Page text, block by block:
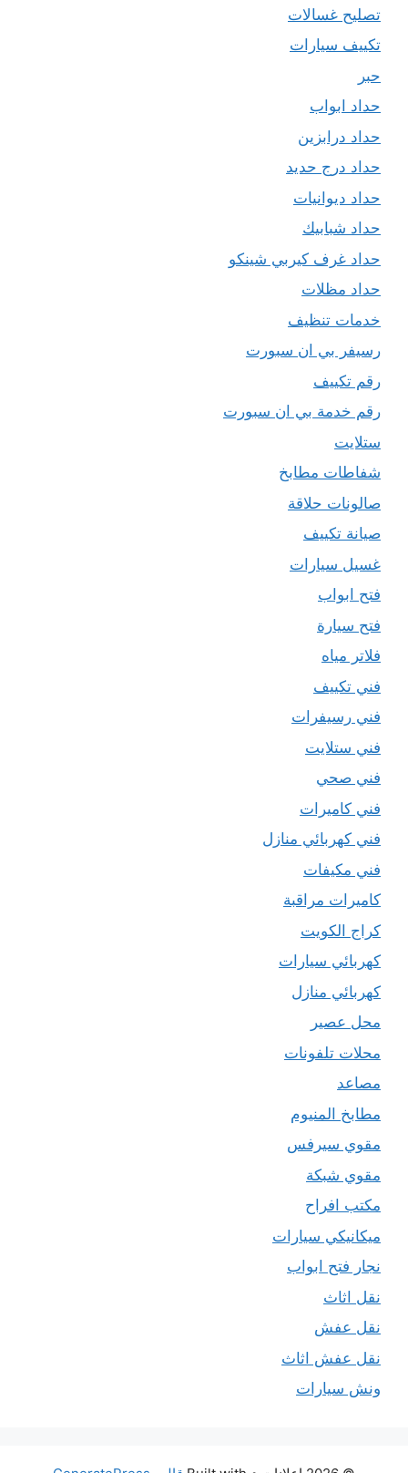
تصليح غسالات
تكييف سيارات
حبر
حداد ابواب
حداد درابزين
حداد درج حديد
حداد ديوانيات
حداد شبابيك
حداد غرف كيربي شينكو
حداد مظلات
خدمات تنظيف
رسيفر بي ان سبورت
رقم تكييف
رقم خدمة بي ان سبورت
ستلايت
شفاطات مطابخ
صالونات حلاقة
صيانة تكييف
غسيل سيارات
فتح ابواب
فتح سيارة
فلاتر مياه
فني تكييف
فني رسيفرات
فني ستلايت
فني صحي
فني كاميرات
فني كهربائي منازل
فني مكيفات
كاميرات مراقبة
كراج الكويت
كهربائي سيارات
كهربائي منازل
محل عصير
محلات تلفونات
مصاعد
مطابخ المنيوم
مقوي سيرفس
مقوي شبكة
مكتب افراح
ميكانيكي سيارات
نجار فتح ابواب
نقل اثاث
نقل عفش
نقل عفش اثاث
ونش سيارات